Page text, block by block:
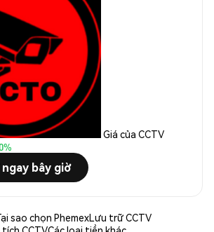
Giá của CCTV
ngay bây giờ
sao chọn PhemexLưu trữ CCTV